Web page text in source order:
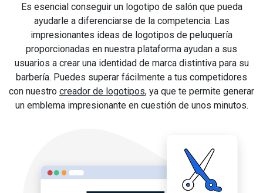
Es esencial conseguir un logotipo de salón que pueda
ayudarle a diferenciarse de la competencia. Las
impresionantes ideas de logotipos de peluquería
proporcionadas en nuestra plataforma ayudan a sus
usuarios a crear una identidad de marca distintiva para su
barbería. Puedes superar fácilmente a tus competidores
con nuestro creador de logotipos, ya que te permite generar
un emblema impresionante en cuestión de unos minutos.